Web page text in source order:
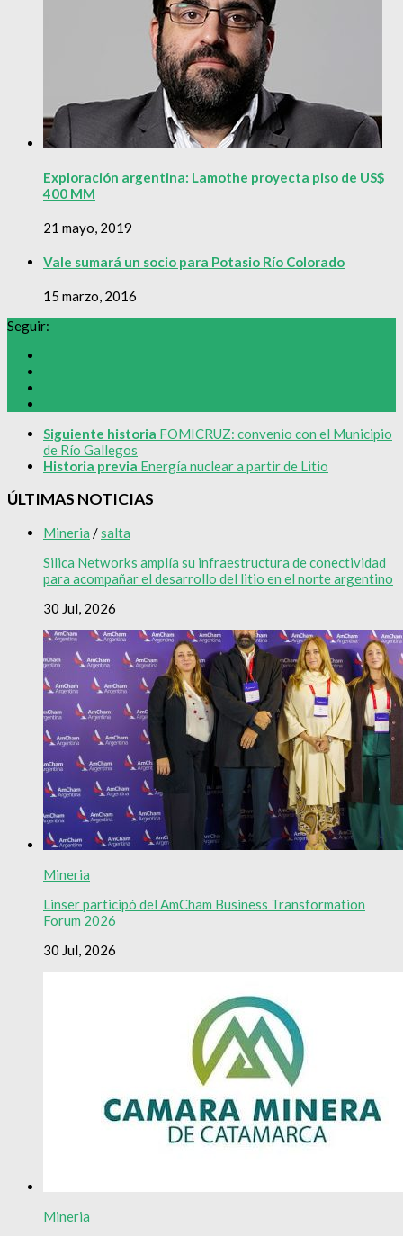
Exploración argentina: Lamothe proyecta piso de US$
400 MM
21 mayo, 2019
Vale sumará un socio para Potasio Río Colorado
15 marzo, 2016
Seguir:
Siguiente historia FOMICRUZ: convenio con el Municipio
de Río Gallegos
Historia previa Energía nuclear a partir de Litio
ÚLTIMAS NOTICIAS
Mineria /salta
Silica Networks amplía su infraestructura de conectividad
para acompañar el desarrollo del litio en el norte argentino
30 Jul, 2026
Mineria
Linser participó del AmCham Business Transformation
Forum 2026
30 Jul, 2026
Mineria